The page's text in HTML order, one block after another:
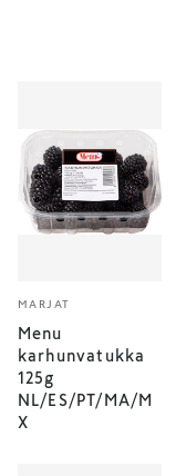
MARJAT
Menu
karhunvatukka
125g
NL/ES/PT/MA/M
X